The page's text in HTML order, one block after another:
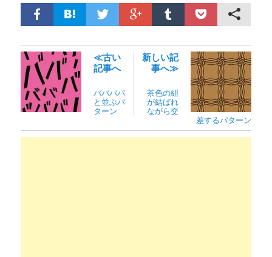
≪古い
記事へ
ババババ
と並ぶパ
ターン
新しい記
事へ≫
茶色の紐
が結ばれ
ながら交
差するパターン